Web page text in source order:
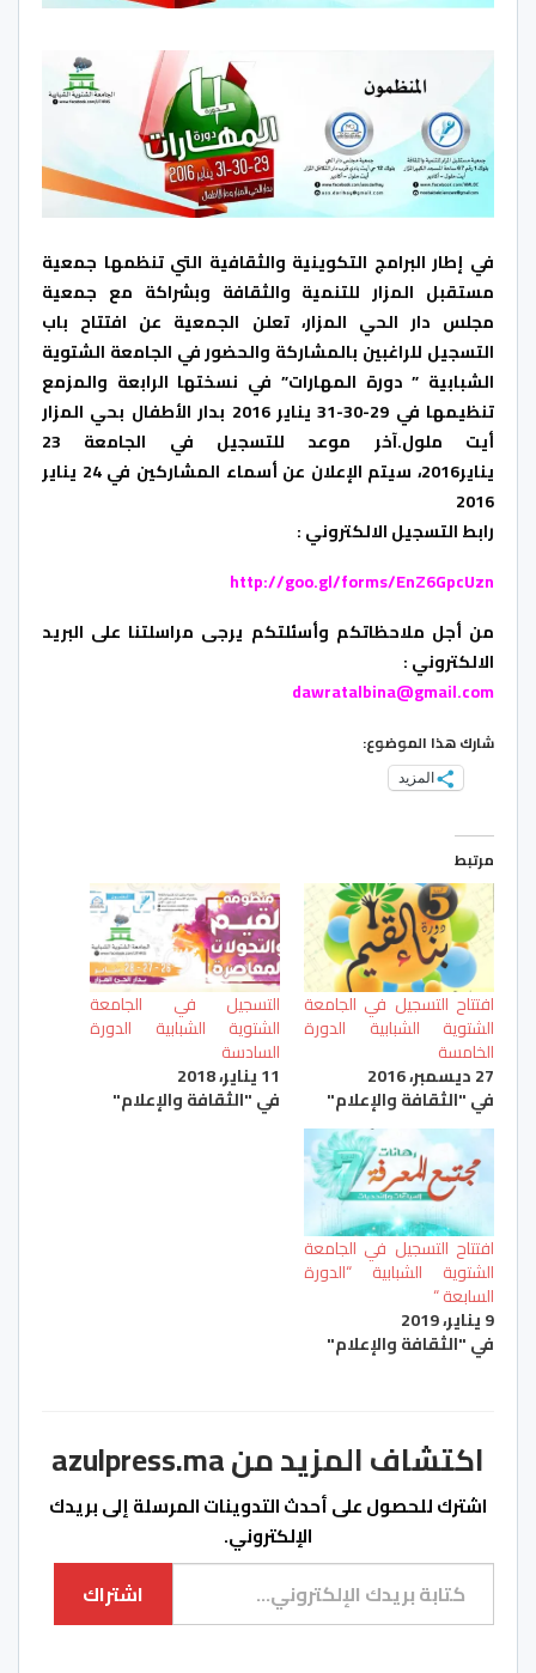
في إطار البرامج التكوينية والثقافية التي تنظمها جمعية
مستقبل المزار للتنمية والثقافة وبشراكة مع جمعية
مجلس دار الحي المزار، تعلن الجمعية عن افتتاح باب
التسجيل للراغبين بالمشاركة والحضور في الجامعة الشتوية
الشبابية ” دورة المهارات” في نسختها الرابعة والمزمع
تنظيمها في 29-30-31 يناير 2016 بدار الأطفال بحي المزار
أيت ملول.
آخر موعد للتسجيل في الجامعة 23
يناير2016،
سيتم الإعلان عن أسماء المشاركين في 24 يناير
2016
رابط التسجيل الالكتروني :
http://goo.gl/forms/EnZ6GpcUzn
من أجل ملاحظاتكم وأسئلتكم يرجى مراسلتنا على البريد
الالكتروني :
dawratalbina@gmail.com
شارك هذا الموضوع:
المزيد
مرتبط
افتتاح التسجيل في الجامعة
الشتوية الشبابية الدورة
الخامسة
27 ديسمبر، 2016
في "الثقافة والإعلام"
التسجيل في الجامعة
الشتوية الشبابية الدورة
السادسة
11 يناير، 2018
في "الثقافة والإعلام"
افتتاح التسجيل في الجامعة
الشتوية الشبابية “الدورة
السابعة “
9 يناير، 2019
في "الثقافة والإعلام"
اكتشاف المزيد من azulpress.ma
اشترك للحصول على أحدث التدوينات المرسلة إلى بريدك
الإلكتروني.
كتابة بريدك الإلكتروني...
اشتراك